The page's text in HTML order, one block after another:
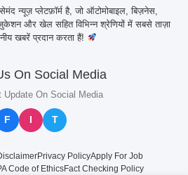
न्यूज़ प्लेटफ़ॉर्म है, जो ऑटोमोबाइल, बिज़नेस,
और खेल सहित विभिन्न श्रेणियों में सबसे ताज़ा
खबरें प्रदान करता हैं!
On Social Media
Update On Social Media
F I T
Privacy PolicyApply For Job
Code of EthicsFact Checking Policy